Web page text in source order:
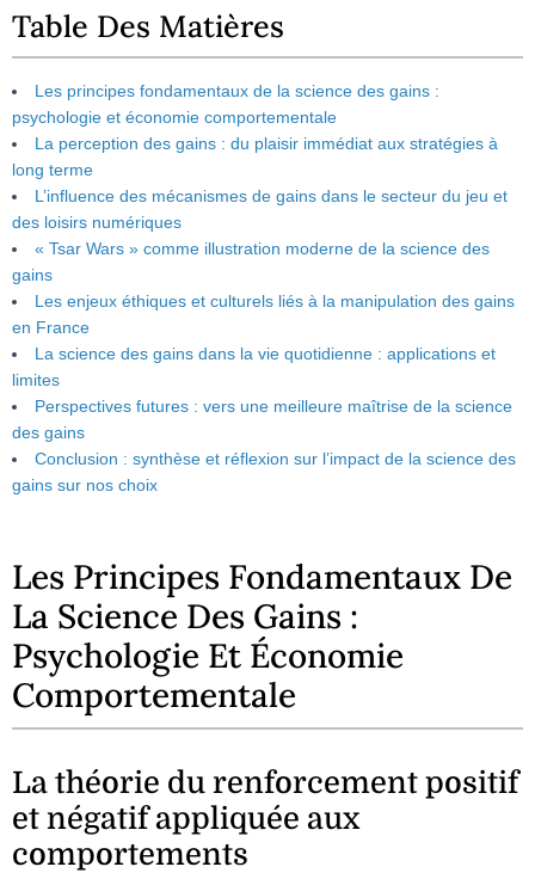
Table Des Matières
Les principes fondamentaux de la science des gains :
psychologie et économie comportementale
La perception des gains : du plaisir immédiat aux stratégies à
long terme
L’influence des mécanismes de gains dans le secteur du jeu et
des loisirs numériques
« Tsar Wars » comme illustration moderne de la science des
gains
Les enjeux éthiques et culturels liés à la manipulation des gains
en France
La science des gains dans la vie quotidienne : applications et
limites
Perspectives futures : vers une meilleure maîtrise de la science
des gains
Conclusion : synthèse et réflexion sur l’impact de la science des
gains sur nos choix
Les Principes Fondamentaux De
La Science Des Gains :
Psychologie Et Économie
Comportementale
La théorie du renforcement positif
et négatif appliquée aux
comportements